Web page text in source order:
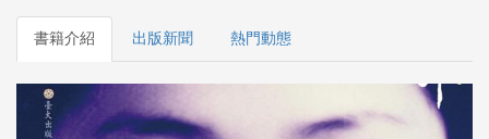
書籍介紹 出版新聞 熱門動態